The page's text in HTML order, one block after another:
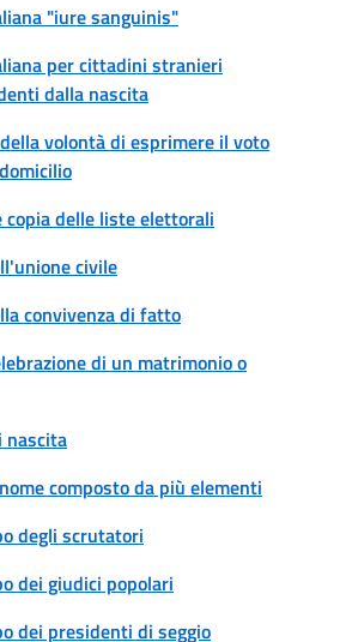
"iure sanguinis"
per cittadini stranieri
dalla nascita
volontà di esprimere il voto
copia delle liste elettorali
civile
convivenza di fatto
di un matrimonio o
nascita
composto da più elementi
degli scrutatori
dei giudici popolari
dei presidenti di seggio